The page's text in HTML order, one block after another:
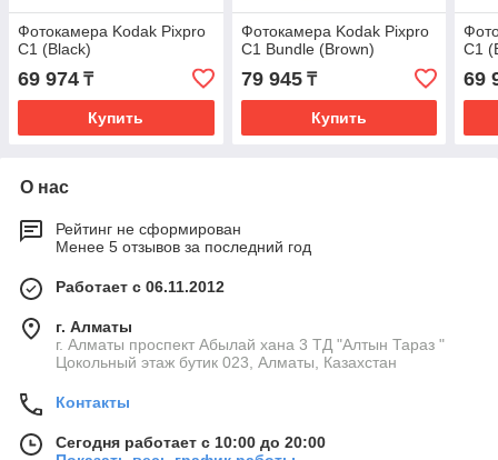
Фотокамера Kodak Pixpro
C1 (Black)
69 974 ₸
Купить
Фотокамера Kodak Pixpro
C1 Bundle (Brown)
79 945₸
Купить
C1
69
О нас
Рейтинг не сформирован
Менее 5 отзывов за последний год
Работает с 06.11.2012
г. Алматы
г. Алматы проспект Абылай хана 3 ТД "Алтын Тараз "
Цокольный этаж бутик 023, Алматы, Казахстан
Контакты
Сегодня работает с 10:00 до 20:00